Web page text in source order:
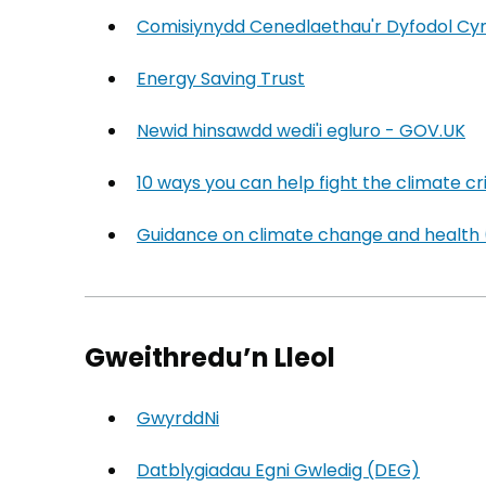
Comisiynydd Cenedlaethau'r Dyfodol
Energy Saving Trust
Newid hinsawdd wedi'i egluro - GOV.UK
10 ways you can help fight the climate
Guidance on climate change and health
Gweithredu’n Lleol
GwyrddNi
Datblygiadau Egni Gwledig (DEG)